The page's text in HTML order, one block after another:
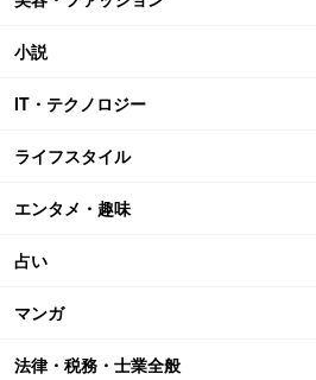
小説
IT・テクノロジー
ライフスタイル
エンタメ・趣味
占い
マンガ
法律・税務・士業全般